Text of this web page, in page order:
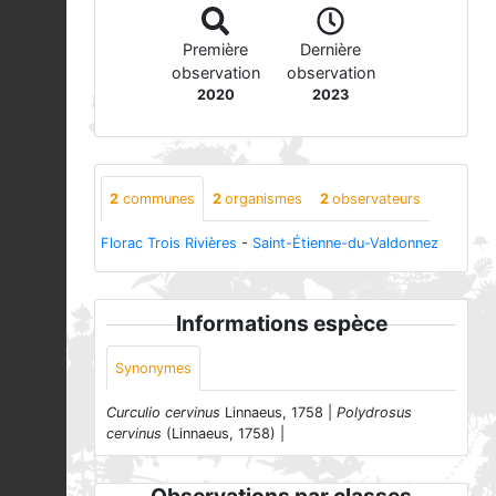
Première
observation
2020
Dernière
observation
2023
2 communes 2 organismes 2 observateurs
Florac Trois Rivières - Saint-Étienne-du-Valdonnez
Informations espèce
Synonymes
Curculio cervinus Linnaeus, 1758 | Polydrosus
cervinus (Linnaeus, 1758) |